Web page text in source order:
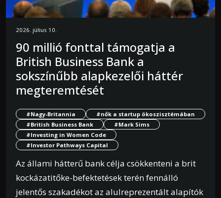
2026. július 10.
90 millió fonttal támogatja a
British Business Bank a
sokszínűbb alapkezelői háttér
megteremtését
#Nagy-Britannia
#nők a startup ökoszisztémában
#British Business Bank
#Mark Sims
#Investing in Women Code
#Investor Pathways Capital
Az állami hátterű bank célja csökkenteni a brit
kockázatitőke-befektetések terén fennálló
jelentős szakadékot az alulreprezentált alapítók